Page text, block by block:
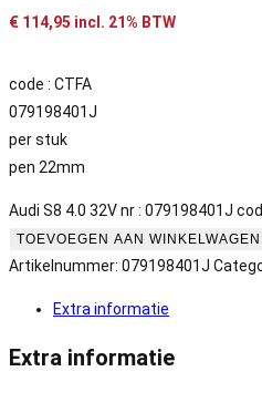
€ 114,95 incl. 21% BTW
code : CTFA
079198401J
per stuk
pen 22mm
Audi S8 4.0 32V nr : 079198401J
TOEVOEGEN AAN WINKELWAGEN
Artikelnummer: 079198401J
Extra informatie
Extra informatie